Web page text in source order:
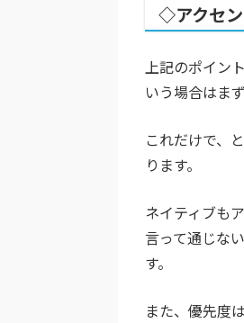
◇アクセン
上記のポイン
いう場合はま
これだけで、
ります。
ネイティブも
言って通じな
す。
また、優先度